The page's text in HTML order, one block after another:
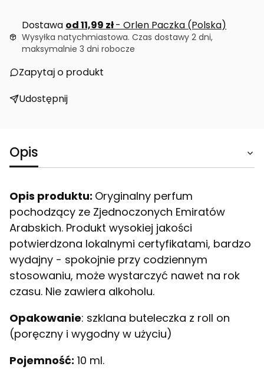
Dostawa od 11,99 zł- Orlen Paczka (Polska)
Wysyłka natychmiastowa. Czas dostawy 2 dni,
maksymalnie 3 dni robocze
Zapytaj o produkt
Udostępnij
Opis
Opis produktu: Oryginalny perfum
pochodzący ze Zjednoczonych Emiratów
Arabskich. Produkt wysokiej jakości
potwierdzona lokalnymi certyfikatami, bardzo
wydajny - spokojnie przy codziennym
stosowaniu, może wystarczyć nawet na rok
czasu. Nie zawiera alkoholu.
Opakowanie: szklana buteleczka z roll on
(poręczny i wygodny w użyciu)
Pojemność: 10 ml.